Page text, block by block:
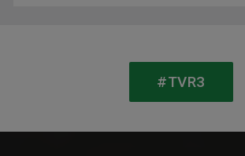
#TVR3